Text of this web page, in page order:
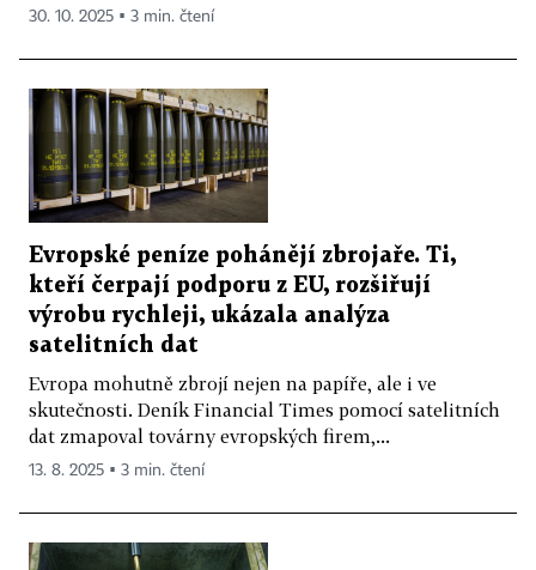
30. 10. 2025 ▪ 3 min. čtení
Evropské peníze pohánějí zbrojaře. Ti,
kteří čerpají podporu z EU, rozšiřují
výrobu rychleji, ukázala analýza
satelitních dat
Evropa mohutně zbrojí nejen na papíře, ale i ve
skutečnosti. Deník Financial Times pomocí satelitních
dat zmapoval továrny evropských firem,...
13. 8. 2025 ▪ 3 min. čtení